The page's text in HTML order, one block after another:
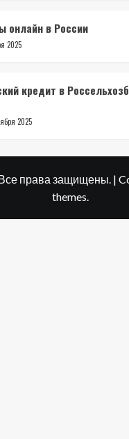
онлайн в России
2025
кредит в
2025
права защищены. |
themes.